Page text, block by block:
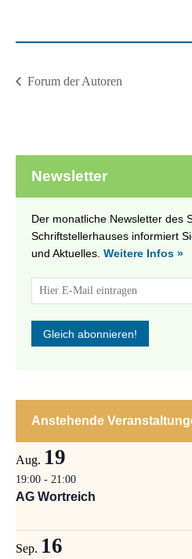
Forum der Autoren
Newsletter
Der monatliche Newsletter des
Schriftstellerhauses informiert
und Aktuelles. Weitere Infos »
Anstehende
Aug. 19
19:00 - 21:00
AG Wortreich
Sep. 16